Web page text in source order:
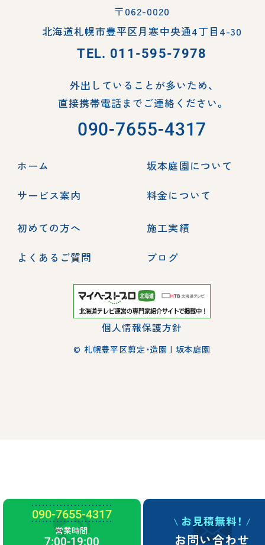
090-7655-4317
営業時間
7:00-19:00
お見積無料！
お問い合わせ
〒062-0020
北海道札幌市豊平区月寒中央通4丁目4-30
TEL. 011-595-7978
外出していることが多いため、
直接携帯電話までご連絡ください。
090-7655-4317
ホーム
坂本庭園について
サービス案内
料金について
初めての方へ
施工実績
よくあるご質問
ブログ
個人情報保護方針
© 札幌豊平区剪定・造園 | 坂本庭園